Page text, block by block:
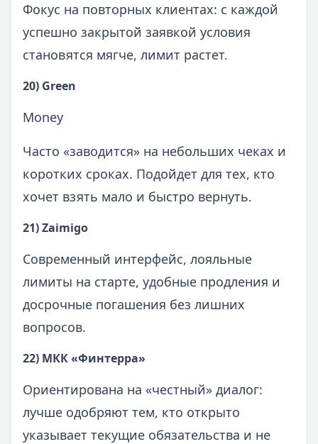
Фокус на повторных клиентах: с каждой
успешно закрытой заявкой условия
становятся мягче, лимит растет.
20) Green
Money
Часто «заводится» на небольших чеках и
коротких сроках. Подойдет для тех, кто
хочет взять мало и быстро вернуть.
21) Zaimigo
Современный интерфейс, лояльные
лимиты на старте, удобные продления и
досрочные погашения без лишних
вопросов.
22) МКК «Финтерра»
Ориентирована на «честный» диалог:
лучше одобряют тем, кто открыто
указывает текущие обязательства и не